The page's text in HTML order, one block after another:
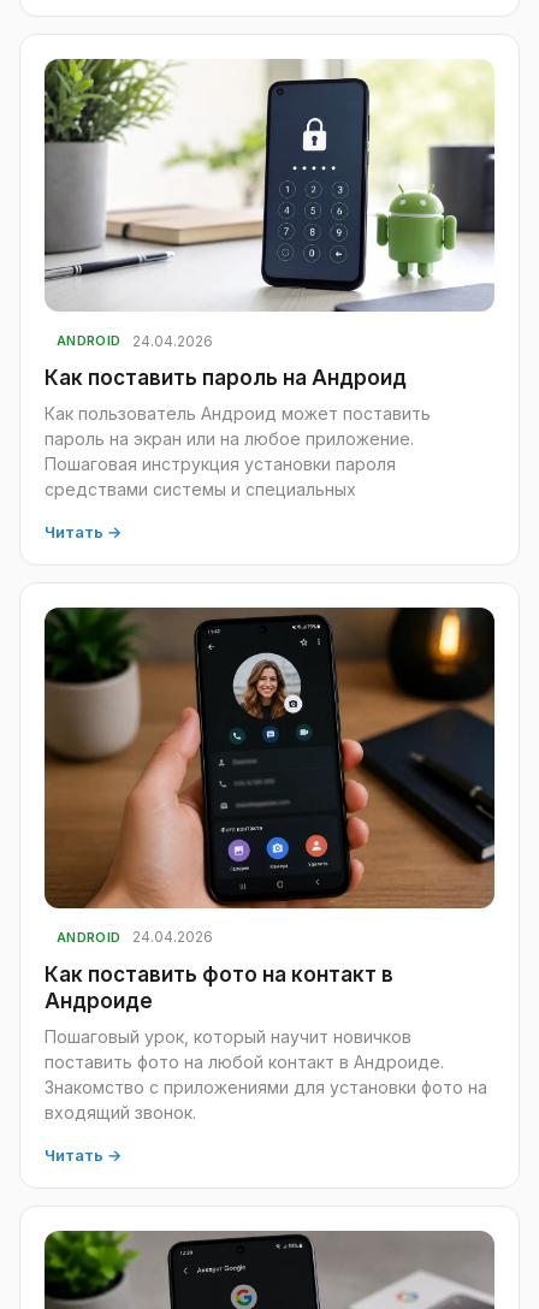
ANDROID 24.04.2026
Как поставить пароль на Андроид
Как пользователь Андроид может поставить
пароль на экран или на любое приложение.
Пошаговая инструкция установки пароля
средствами системы и специальных
Читать →
ANDROID 24.04.2026
Как поставить фото на контакт в
Андроиде
Пошаговый урок, который научит новичков
поставить фото на любой контакт в Андроиде.
Знакомство с приложениями для установки фото на
входящий звонок.
Читать →